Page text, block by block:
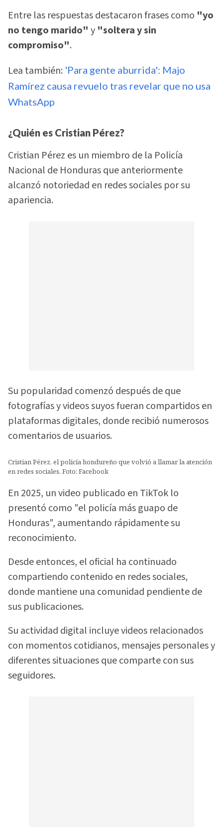
Entre las respuestas destacaron frases como "yo
no tengo marido" y "soltera y sin
compromiso".
Lea también: 'Para gente aburrida': Majo
Ramírez causa revuelo tras revelar que no usa
WhatsApp
¿Quién es Cristian Pérez?
Cristian Pérez es un miembro de la Policía
Nacional de Honduras que anteriormente
alcanzó notoriedad en redes sociales por su
apariencia.
Su popularidad comenzó después de que
fotografías y videos suyos fueran compartidos en
plataformas digitales, donde recibió numerosos
comentarios de usuarios.
Cristian Pérez, el policía hondureño que volvió a llamar la atención
en redes sociales. Foto: Facebook
En 2025, un video publicado en TikTok lo
presentó como "el policía más guapo de
Honduras", aumentando rápidamente su
reconocimiento.
Desde entonces, el oficial ha continuado
compartiendo contenido en redes sociales,
donde mantiene una comunidad pendiente de
sus publicaciones.
Su actividad digital incluye videos relacionados
con momentos cotidianos, mensajes personales y
diferentes situaciones que comparte con sus
seguidores.